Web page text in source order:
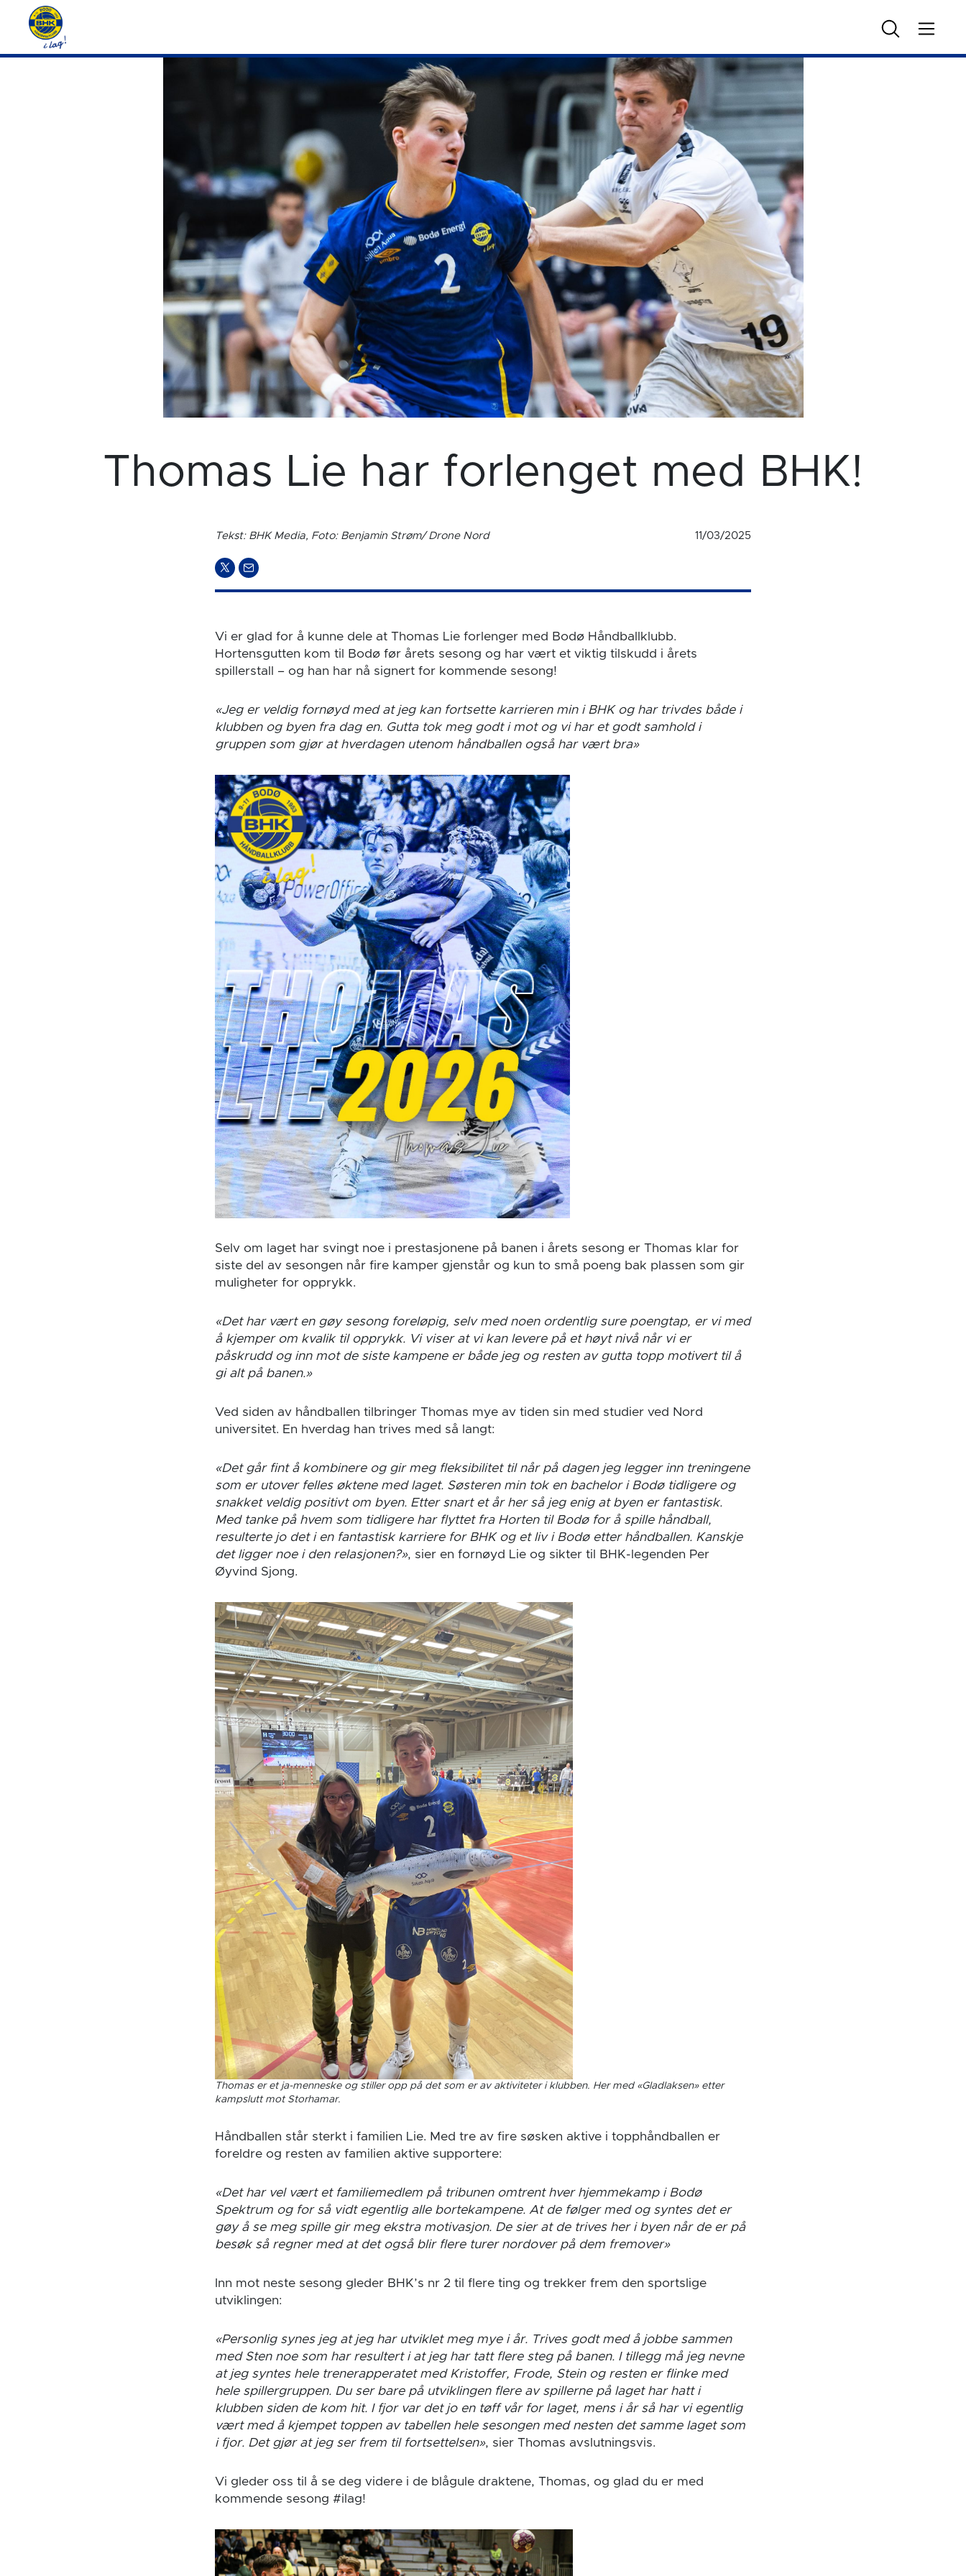
Thomas Lie har forlenget med BHK!
Tekst: BHK Media, Foto: Benjamin Strøm/ Drone Nord 11/03/2025
Vi er glad for å kunne dele at Thomas Lie forlenger med Bodø Håndballklubb.
Hortensgutten kom til Bodø før årets sesong og har vært et viktig tilskudd i årets
spillerstall – og han har nå signert for kommende sesong!
«Jeg er veldig fornøyd med at jeg kan fortsette karrieren min i BHK og har trivdes både i
klubben og byen fra dag en. Gutta tok meg godt i mot og vi har et godt samhold i
gruppen som gjør at hverdagen utenom håndballen også har vært bra»
Selv om laget har svingt noe i prestasjonene på banen i årets sesong er Thomas klar for
siste del av sesongen når fire kamper gjenstår og kun to små poeng bak plassen som gir
muligheter for opprykk.
«Det har vært en gøy sesong foreløpig, selv med noen ordentlig sure poengtap, er vi med
å kjemper om kvalik til opprykk. Vi viser at vi kan levere på et høyt nivå når vi er
påskrudd og inn mot de siste kampene er både jeg og resten av gutta topp motivert til å
gi alt på banen.»
Ved siden av håndballen tilbringer Thomas mye av tiden sin med studier ved Nord
universitet. En hverdag han trives med så langt:
«Det går fint å kombinere og gir meg fleksibilitet til når på dagen jeg legger inn treningene
som er utover felles øktene med laget. Søsteren min tok en bachelor i Bodø tidligere og
snakket veldig positivt om byen. Etter snart et år her så jeg enig at byen er fantastisk.
Med tanke på hvem som tidligere har flyttet fra Horten til Bodø for å spille håndball,
resulterte jo det i en fantastisk karriere for BHK og et liv i Bodø etter håndballen. Kanskje
det ligger noe i den relasjonen?», sier en fornøyd Lie og sikter til BHK-legenden Per
Øyvind Sjong.
Thomas er et ja-menneske og stiller opp på det som er av aktiviteter i klubben. Her med «Gladlaksen» etter
kampslutt mot Storhamar.
Håndballen står sterkt i familien Lie. Med tre av fire søsken aktive i topphåndballen er
foreldre og resten av familien aktive supportere:
«Det har vel vært et familiemedlem på tribunen omtrent hver hjemmekamp i Bodø
Spektrum og for så vidt egentlig alle bortekampene. At de følger med og syntes det er
gøy å se meg spille gir meg ekstra motivasjon. De sier at de trives her i byen når de er på
besøk så regner med at det også blir flere turer nordover på dem fremover»
Inn mot neste sesong gleder BHK’s nr 2 til flere ting og trekker frem den sportslige
utviklingen:
«Personlig synes jeg at jeg har utviklet meg mye i år. Trives godt med å jobbe sammen
med Sten noe som har resultert i at jeg har tatt flere steg på banen. I tillegg må jeg nevne
at jeg syntes hele trenerapperatet med Kristoffer, Frode, Stein og resten er flinke med
hele spillergruppen. Du ser bare på utviklingen flere av spillerne på laget har hatt i
klubben siden de kom hit. I fjor var det jo en tøff vår for laget, mens i år så har vi egentlig
vært med å kjempet toppen av tabellen hele sesongen med nesten det samme laget som
i fjor. Det gjør at jeg ser frem til fortsettelsen», sier Thomas avslutningsvis.
Vi gleder oss til å se deg videre i de blågule draktene, Thomas, og glad du er med
kommende sesong #ilag!